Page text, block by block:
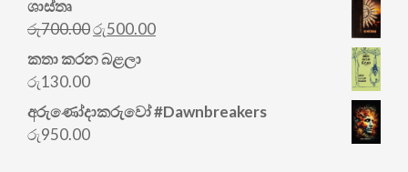
ශාස්තෘ
රු700.00Original
price
was:
රු500.00Current
කතා කරන බළලා
රු130.00
අරු‍ණෝදාකරුවෝ #Dawnbreakers
රු950.00